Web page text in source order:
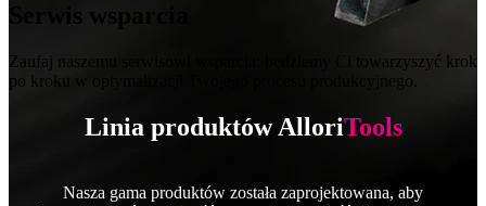
Serwis wsparcia
Zaufaj naszemu serwisowi wsparcia: będziemy Ci towarzyszyć krok
po kroku w optymalizacji Twojego procesu produkcyjnego.
Linia produktów AlloriTools
Nasza gama produktów została zaprojektowana, aby